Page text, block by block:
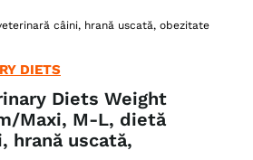
câini, hrană uscată, obezitate
DIETS
Diets Weight
Maxi, M-L, dietă
hrană uscată,